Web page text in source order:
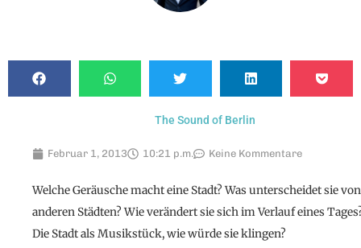
The Sound of Berlin
Februar 1, 2013 10:21 p.m. Keine Kommentare
Welche Geräusche macht eine Stadt? Was unterscheidet sie von
anderen Städten? Wie verändert sie sich im Verlauf eines
Die Stadt als Musikstück, wie würde sie klingen?